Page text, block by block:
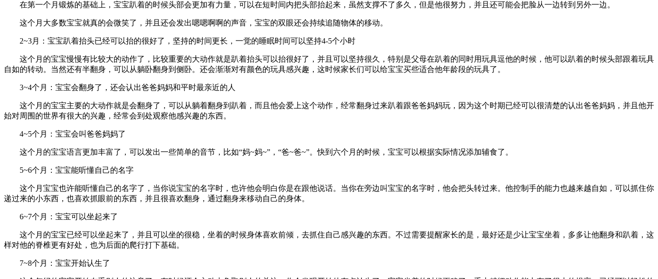
在第一个月锻炼的基础上，宝宝趴着的时候头部会更加有力量，可以在短时间内把头部抬起来，虽然支撑不了多久，但是他很努力，并且还可能会把脸从一边转到另外一边。
这个月大多数宝宝就真的会微笑了，并且还会发出嗯嗯啊啊的声音，宝宝的双眼还会持续追随物体的移动。
2~3月：宝宝趴着抬头已经可以抬的很好了，坚持的时间更长，一觉的睡眠时间可以坚持4-5个小时
这个月的宝宝慢慢有比较大的动作了，比较重要的大动作就是趴着抬头可以抬很好了，并且可以坚持很久，特别是父母在趴着的同时用玩具逗他的时候，他可以趴着的时候头部跟着玩具
自如的转动。当然还有半翻身，可以从躺卧翻身到侧卧。还会渐渐对有颜色的玩具感兴趣，这时候家长们可以给宝宝买些适合他年龄段的玩具了。
3~4个月：宝宝会翻身了，还会认出爸爸妈妈和平时最亲近的人
这个月的宝宝主要的大动作就是会翻身了，可以从躺着翻身到趴着，而且他会爱上这个动作，经常翻身过来趴着跟爸爸妈妈玩，因为这个时期已经可以很清楚的认出爸爸妈妈，并且他开
始对周围的世界有很大的兴趣，经常会到处观察他感兴趣的东西。
4~5个月：宝宝会叫爸爸妈妈了
这个月的宝宝语言更加丰富了，可以发出一些简单的音节，比如“妈~妈~”，“爸~爸~”。快到六个月的时候，宝宝可以根据实际情况添加辅食了。
5~6个月：宝宝能听懂自己的名字
这个月宝宝也许能听懂自己的名字了，当你说宝宝的名字时，也许他会明白你是在跟他说话。当你在旁边叫宝宝的名字时，他会把头转过来。他控制手的能力也越来越自如，可以抓住你
递过来的小东西，也喜欢抓眼前的东西，并且很喜欢翻身，通过翻身来移动自己的身体。
6~7个月：宝宝可以坐起来了
这个月的宝宝已经可以坐起来了，并且可以坐的很稳，坐着的时候身体喜欢前倾，去抓住自己感兴趣的东西。不过需要提醒家长的是，最好还是少让宝宝坐着，多多让他翻身和趴着，这
样对他的脊椎更有好处，也为后面的爬行打下基础。
7~8个月：宝宝开始认生了